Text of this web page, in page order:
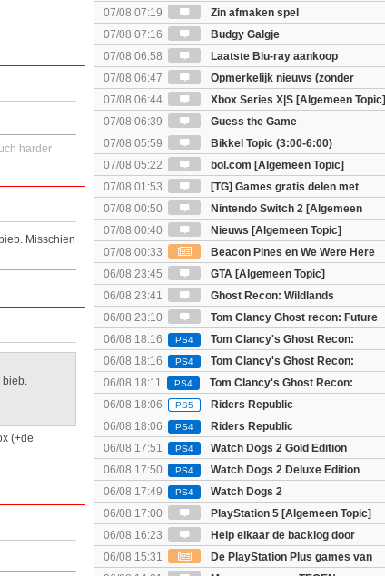
harder
Misschien
bieb.
(+de
spel! (3 posts wachten!)
07/08 07:19
Zin afmaken spel
07/08 07:16
Budgy Galgje
07/08 06:58
Laatste Blu-ray aankoop
07/08 06:47
Opmerkelijk nieuws (zonder
politiek/religie)
07/08 06:44
Xbox Series X|S [Algemeen Topic]
07/08 06:39
Guess the Game
07/08 05:59
Bikkel Topic (3:00-6:00)
07/08 05:22
bol.com [Algemeen Topic]
07/08 01:53
[TG] Games gratis delen met
elkaar.
07/08 00:50
Nintendo Switch 2 [Algemeen
Topic]
07/08 00:40
Nieuws [Algemeen Topic]
07/08 00:33
Beacon Pines en We Were Here
Together (PC) Gratis
06/08 23:45
GTA [Algemeen Topic]
06/08 23:41
Ghost Recon: Wildlands
[Algemeen]
06/08 23:10
Tom Clancy Ghost recon: Future
soldier
06/08 18:16 PS4
Tom Clancy's Ghost Recon:
Breakpoint - Ultimate Edition
06/08 18:16 PS4
Tom Clancy's Ghost Recon:
Breakpoint - Standard Edition
06/08 18:11 PS4
Tom Clancy's Ghost Recon:
Wildlands
06/08 18:06 PS5
Riders Republic
06/08 18:06
PS4
Riders Republic
06/08 17:51
PS4
Watch Dogs 2 Gold Edition
06/08 17:50
PS4
Watch Dogs 2 Deluxe Edition
06/08 17:49
PS4
Watch Dogs 2
06/08 17:00
PlayStation 5 [Algemeen Topic]
06/08 16:23
Help elkaar de backlog door
06/08 15:31
De PlayStation Plus games van
augustus zijn bekend